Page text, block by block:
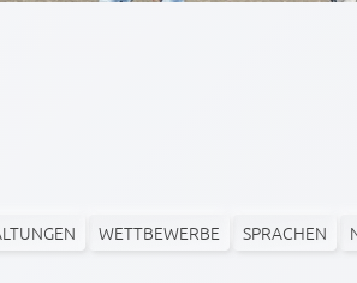
WETTBEWERBE SPRACHEN